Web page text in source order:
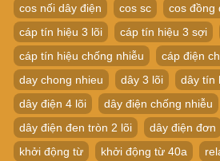
cos nối dây điện
cos sc cos đồng
cáp tín hiệu 3 lõi
cáp tín hiệu 3 sợi
cáp tín hiệu chống nhiễu
cáp điện
day chong nhieu
dây 3 lõi dây tín
dây điện 4 lõi
dây điện chống nhiễu
dây điện đen tròn 2 lõi
dây điện đơn
khởi động từ
khởi động từ 40a